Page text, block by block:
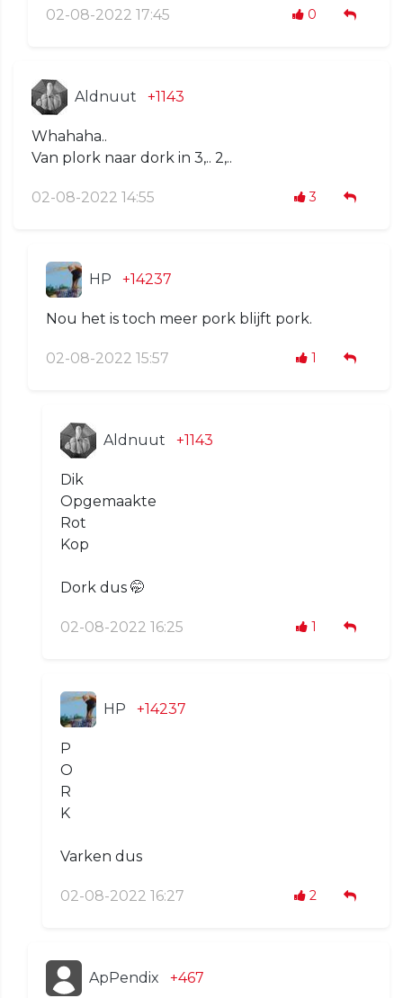
02-08-2022 17:45 0
Aldnuut +1143
Whahaha..
Van plork naar dork in 3,.. 2,..
02-08-2022 14:55 3
HP +14237
Nou het is toch meer pork blijft pork.
02-08-2022 15:57 1
Aldnuut +1143
Dik
Opgemaakte
Rot
Kop
Dork dus 🤭
02-08-2022 16:25 1
HP +14237
P
O
R
K
Varken dus
02-08-2022 16:27 2
ApPendix +467